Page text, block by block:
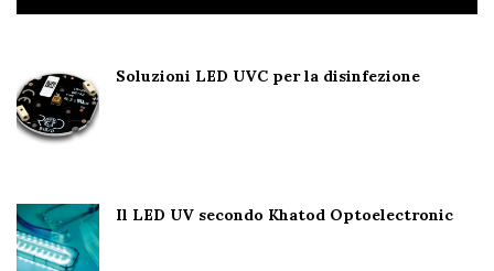
Soluzioni LED UVC per la disinfezione
Il LED UV secondo Khatod Optoelectronic